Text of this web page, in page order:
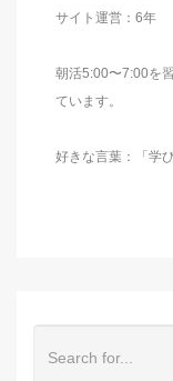
サイト運営：6年
朝活5:00〜7:00を
ています。
好きな言葉：「学